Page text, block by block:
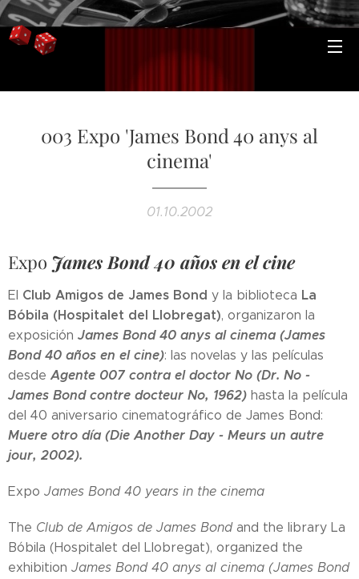
003 Expo 'James Bond 40 anys al
cinema'
01.10.2002
Expo James Bond 40 años en el cine
El Club Amigos de James Bond y la biblioteca La
Bóbila (Hospitalet del Llobregat), organizaron la
exposición James Bond 40 anys al cinema (James
Bond 40 años en el cine): las novelas y las películas
desde Agente 007 contra el doctor No (Dr. No -
James Bond contre docteur No, 1962) hasta la película
del 40 aniversario cinematográfico de James Bond:
Muere otro día (Die Another Day - Meurs un autre
jour, 2002).
Expo James Bond 40 years in the cinema
The Club de Amigos de James Bondand the library La
Bóbila (Hospitalet del Llobregat), organized the
exhibition James Bond 40 anys al cinema (James Bond